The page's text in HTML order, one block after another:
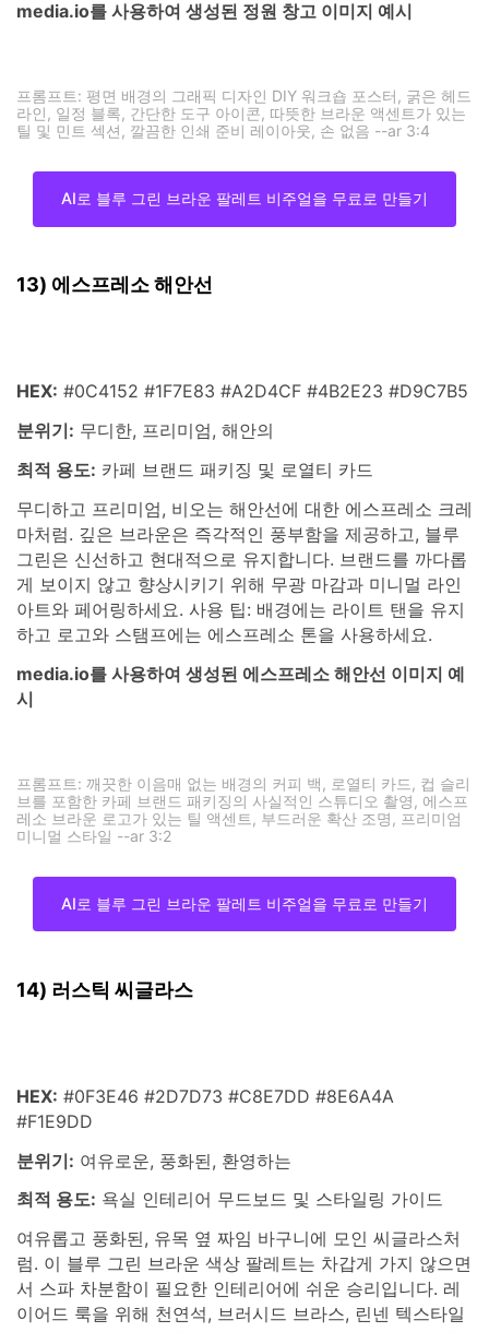
프롬프트: 평면 배경의 그래픽 디자인 DIY 워크숍 포스터, 굵은 헤드
라인, 일정 블록, 간단한 도구 아이콘, 따뜻한 브라운 액센트가 있는
AI로 블루 그린 브라운 팔레트 비주얼을 무료로 만들기
HEX:#0C4152 #1F7E83 #A2D4CF #4B2E23 #D9C7B5
분위기: 무디한, 프리미엄, 해안의
최적 용도:카페 브랜드 패키징 및 로열티 카드
무디하고 프리미엄, 비오는 해안선에 대한 에스프레소 크레
마처럼. 깊은 브라운은 즉각적인 풍부함을 제공하고, 블루
그린은 신선하고 현대적으로 유지합니다. 브랜드를 까다롭
게 보이지 않고 향상시키기 위해 무광 마감과 미니멀 라인
아트와 페어링하세요. 사용 팁: 배경에는 라이트 탠을 유지
하고 로고와 스탬프에는 에스프레소 톤을 사용하세요.
media.io를 사용하여 생성된 에스프레소 해안선 이미지 예
프롬프트: 깨끗한 이음매 없는 배경의 커피 백, 로열티 카드, 컵 슬리
브를 포함한 카페 브랜드 패키징의 사실적인 스튜디오 촬영, 에스프
레소 브라운 로고가 있는 틸 액센트, 부드러운 확산 조명, 프리미엄
AI로 블루 그린 브라운 팔레트 비주얼을 무료로 만들기
HEX:#0F3E46 #2D7D73 #C8E7DD #8E6A4A
#F1E9DD
분위기: 여유로운, 풍화된, 환영하는
최적 용도:욕실 인테리어 무드보드 및 스타일링 가이드
여유롭고 풍화된, 유목 옆 짜임 바구니에 모인 씨글라스처
럼. 이 블루 그린 브라운 색상 팔레트는 차갑게 가지 않으면
서 스파 차분함이 필요한 인테리어에 쉬운 승리입니다. 레